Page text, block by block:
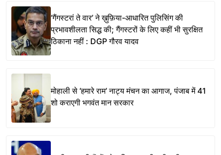
‘गैंगस्टरां ते वार’ ने ख़ुफ़िया-आधारित पुलिसिंग की
प्रभावशीलता सिद्ध की; गैंगस्टरों के लिए कहीं भी सुरक्षित
ठिकाना नहीं : DGP गौरव यादव
मोहाली से ‘हमारे राम’ नाट्य मंचन का आगाज, पंजाब में 41
शो कराएगी भगवंत मान सरकार